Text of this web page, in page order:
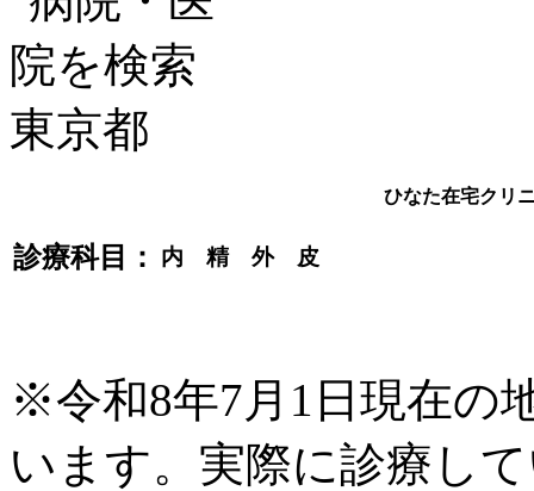
ひなた在宅クリ
診療科目： 内 精 外 皮
※令和8年7月1日現在の
います。実際に診療し